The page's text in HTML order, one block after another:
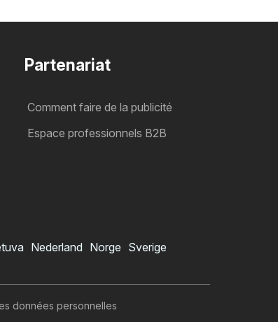
Partenariat
Comment faire de la publicité
Espace professionnels B2B
Nederland Norge Sverige
données personnelles